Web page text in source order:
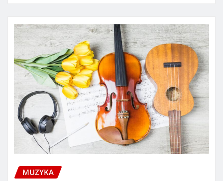
MUZYKA